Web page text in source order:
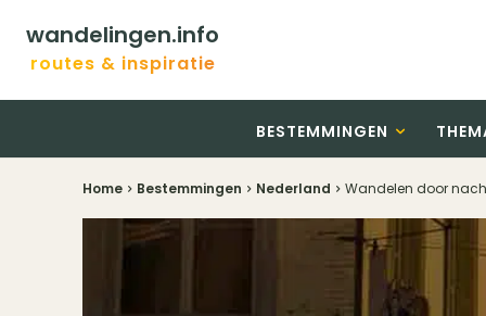
wandelingen.info
routes & inspiratie
BESTEMMINGEN
Home Bestemmingen Nederland Wandelen door